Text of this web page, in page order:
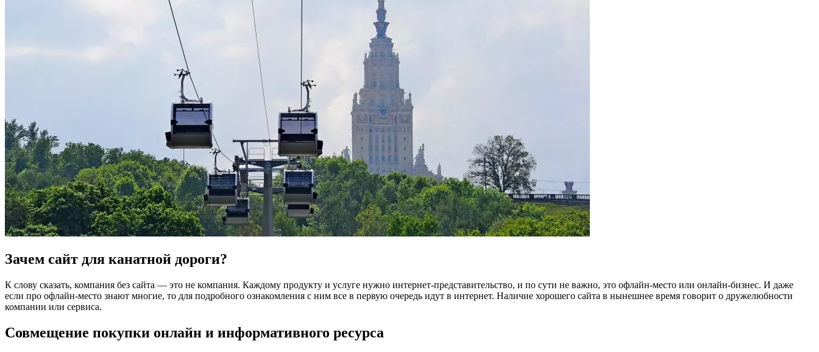
Зачем сайт для канатной дороги?
К слову сказать, компания без сайта — это не компания. Каждому продукту и услуге нужно интернет-представительство, и по сути не важно, это офлайн-место или онлайн-бизнес. И даже
если про офлайн-место знают многие, то для подробного ознакомления с ним все в первую очередь идут в интернет. Наличие хорошего сайта в нынешнее время говорит о дружелюбности
компании или сервиса.
Совмещение покупки онлайн и информативного ресурса